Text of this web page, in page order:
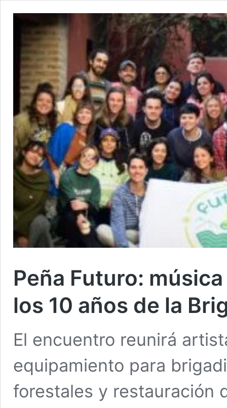
Peña Futuro:
los 10 años de la
El encuentro reunirá
equipamiento para
forestales y restauración